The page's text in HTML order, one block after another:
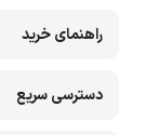
راهنمای خرید
دسترسی سریع